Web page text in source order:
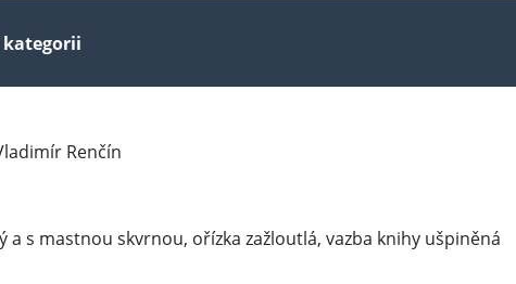
kategorii
Renčín
s mastnou skvrnou, ořízka zažloutlá, vazba knihy ušpiněná